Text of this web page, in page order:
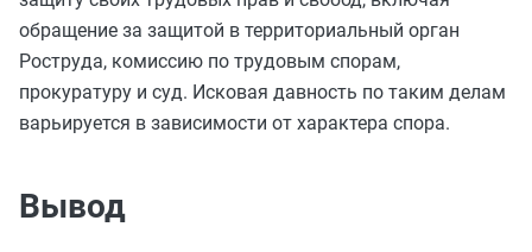
обращение за защитой в территориальный орган
Роструда, комиссию по трудовым спорам,
прокуратуру и суд. Исковая давность по таким делам
варьируется в зависимости от характера спора.
Вывод